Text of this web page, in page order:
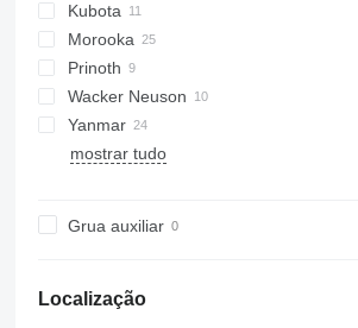
HTD
HTD-5
CD
Kubota
KC-series
CH
TC
Morooka
MST
Prinoth
Panther
T-series
XN
SL
TCR 50
Wacker Neuson
DT
DW
DT
Yanmar
B-series
mostrar tudo
Grua auxiliar
Localização